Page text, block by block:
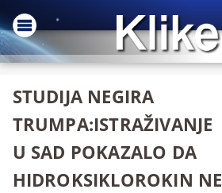
STUDIJA NEGIRA
TRUMPA:ISTRAŽIVANJE
U SAD POKAZALO DA
HIDROKSIKLOROKIN NE